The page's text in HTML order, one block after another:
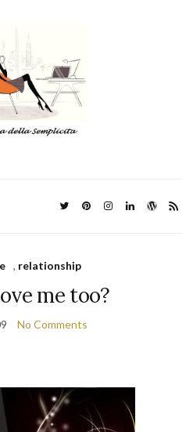
, relationship
me too?
No Comments